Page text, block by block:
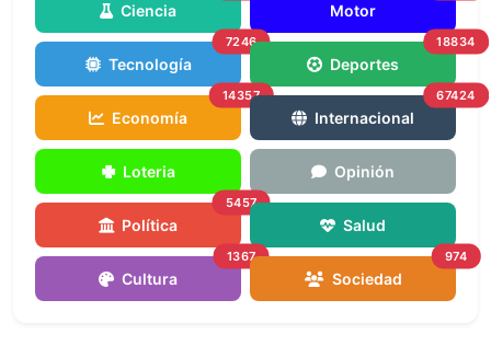
Ciencia Motor
Tecnología
7246
Deportes
18834
Economía
14357
Internacional
67424
Loteria Opinión
Política
5457
Salud
Cultura
1367
Sociedad
974